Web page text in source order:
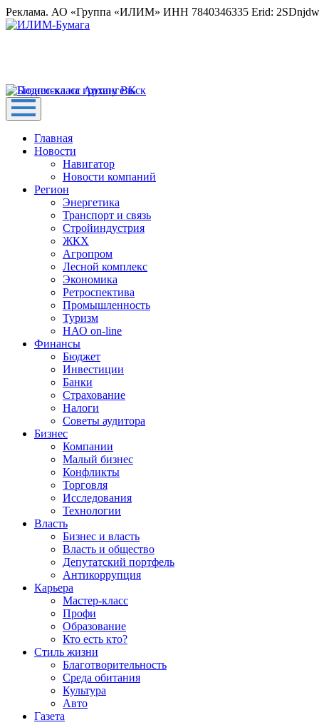
Реклама. АО «Группа «ИЛИМ» ИНН 7840346335 Erid:
Главная
Новости
Навигатор
Новости компаний
Регион
Энергетика
Транспорт и связь
Стройиндустрия
ЖКХ
Агропром
Лесной комплекс
Экономика
Ретроспектива
Промышленность
Туризм
НАО on-line
Финансы
Бюджет
Инвестиции
Банки
Страхование
Налоги
Советы аудитора
Бизнес
Компании
Малый бизнес
Конфликты
Торговля
Исследования
Технологии
Власть
Бизнес и власть
Власть и общество
Депутатский портфель
Антикоррупция
Карьера
Мастер-класс
Профи
Образование
Кто есть кто?
Стиль жизни
Благотворительность
Среда обитания
Культура
Авто
Газета